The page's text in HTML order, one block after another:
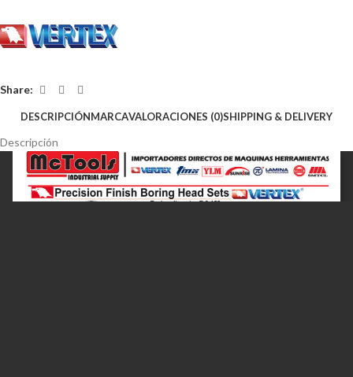
Share:
DESCRIPCIÓNMARCAVALORACIONES (0)SHIPPING & DELIVERY
Descripción